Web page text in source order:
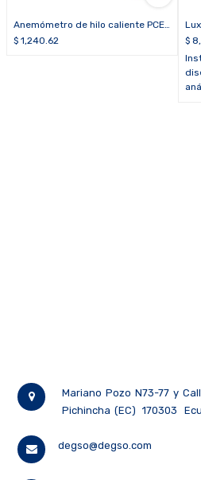
Anemómetro de hilo caliente PCE-
423N - Certificado
$ 1,240.62 $
Mariano Pozo N73-77 y
Pichincha (EC)
170303
degso@degso.com